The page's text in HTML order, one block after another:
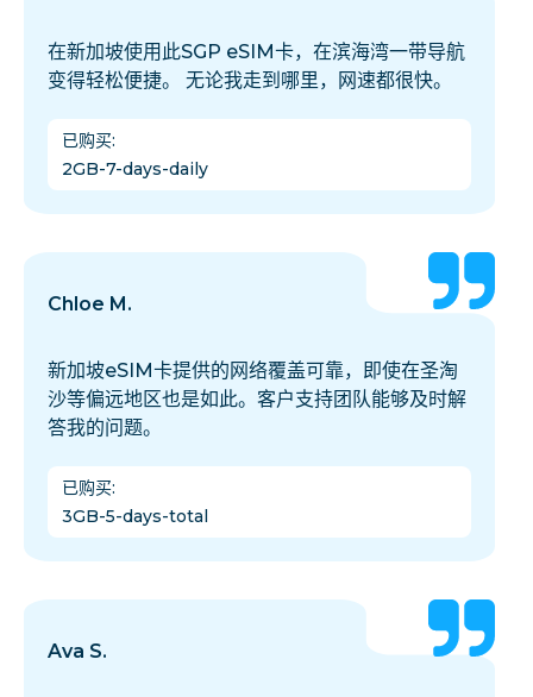
在新加坡使用此SGP eSIM卡，在滨海湾一带导航
变得轻松便捷。 无论我走到哪里，网速都很快。
已购买:
2GB-7-days-daily
Chloe M.
新加坡eSIM卡提供的网络覆盖可靠，即使在圣淘
沙等偏远地区也是如此。客户支持团队能够及时解
答我的问题。
已购买:
3GB-5-days-total
Ava S.